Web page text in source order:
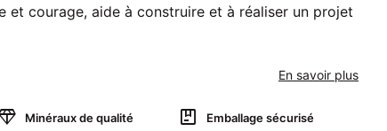
et courage, aide à construire et à réaliser un projet
En savoir plus
Minéraux de qualité package Emballage sécurisé